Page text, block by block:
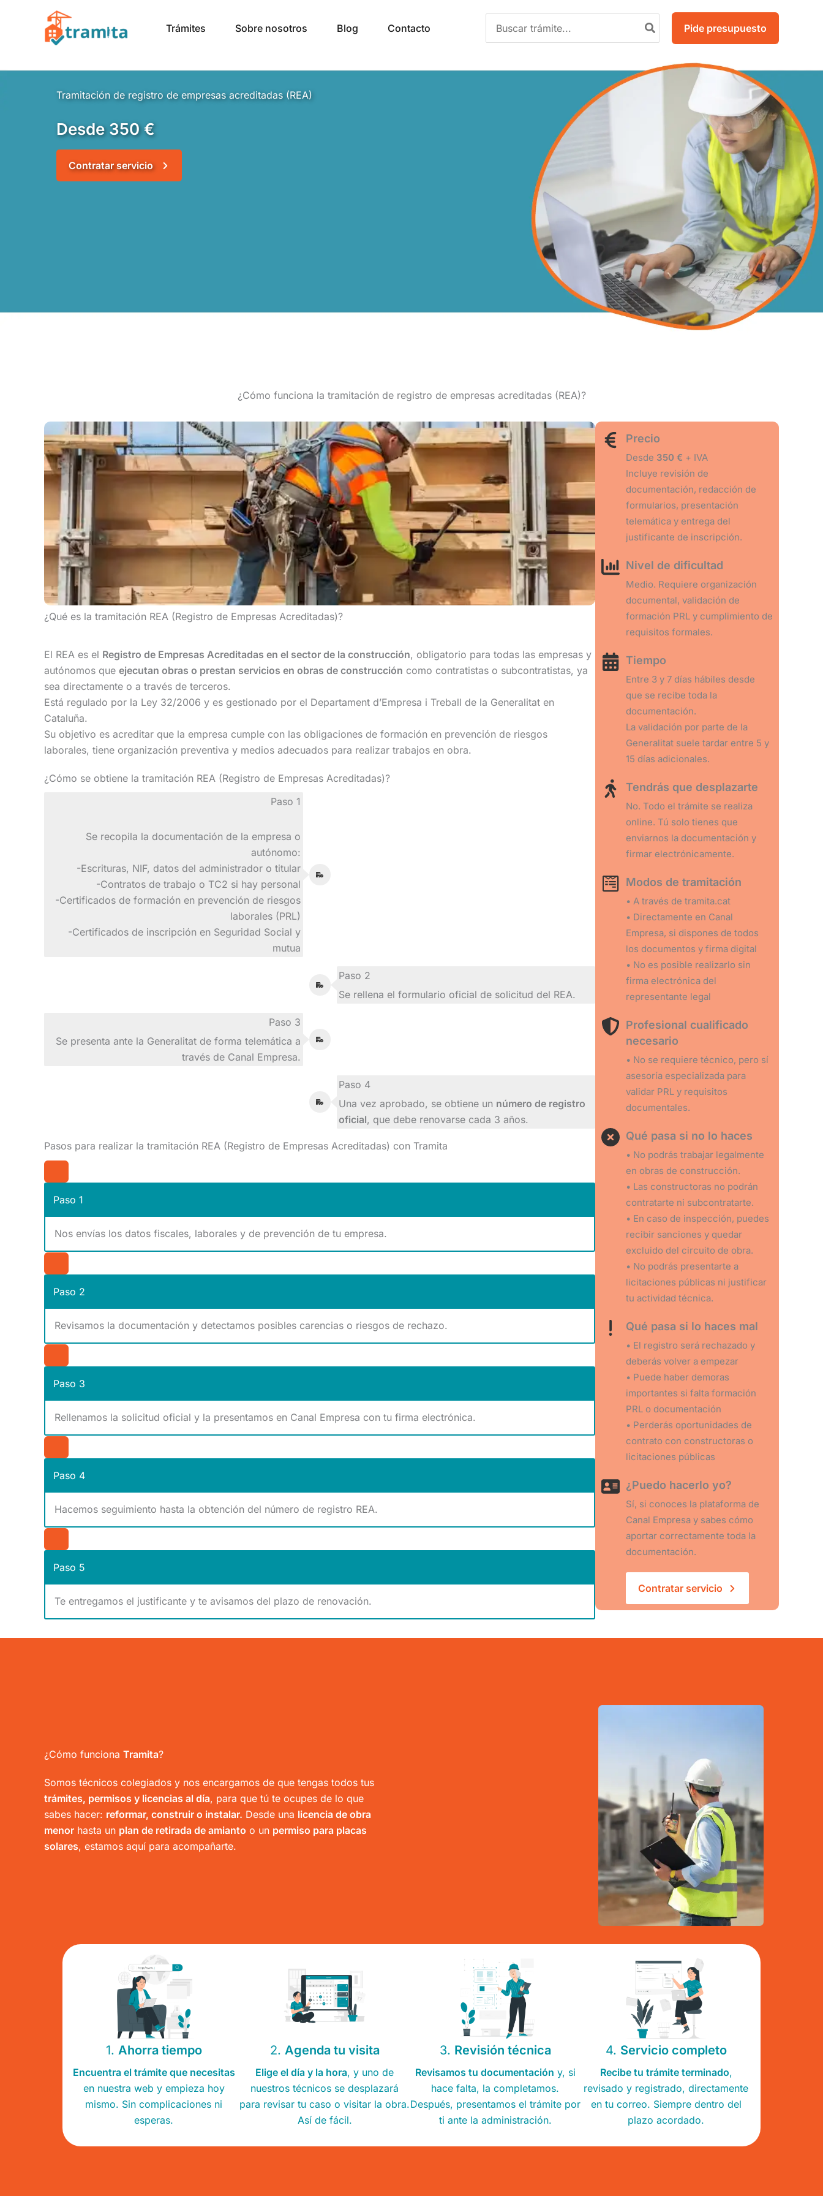
contenido
Trámites Sobre nosotros Blog Contacto
por:
Pide presupuesto
Tramitación de registro de empresas acreditadas (REA)
Desde 350 €
Contratar servicio
¿Cómo funciona la tramitación de registro de empresas acreditadas (REA)?
¿Qué es la tramitación REA (Registro de Empresas Acreditadas)?
El REA es el Registro de Empresas Acreditadas en el sector de la construcción, obligatorio para todas las empresas y
autónomos que ejecutan obras o prestan servicios en obras de construcción como contratistas o subcontratistas, ya
sea directamente o a través de terceros.
Está regulado por la Ley 32/2006 y es gestionado por el Departament d’Empresa i Treball de la Generalitat en
Cataluña.
Su objetivo es acreditar que la empresa cumple con las obligaciones de formación en prevención de riesgos
laborales, tiene organización preventiva y medios adecuados para realizar trabajos en obra.
¿Cómo se obtiene la tramitación REA (Registro de Empresas Acreditadas)?
Paso 1
Se recopila la documentación de la empresa o
autónomo:
-Escrituras, NIF, datos del administrador o titular
-Contratos de trabajo o TC2 si hay personal
-Certificados de formación en prevención de riesgos
laborales (PRL)
-Certificados de inscripción en Seguridad Social y
mutua
Paso 2
Se rellena el formulario oficial de solicitud del REA.
Paso 3
Se presenta ante la Generalitat de forma telemática a
través de Canal Empresa.
Paso 4
Una vez aprobado, se obtiene un número de registro
oficial, que debe renovarse cada 3 años.
Pasos para realizar la tramitación REA (Registro de Empresas Acreditadas) con Tramita
Paso 1
Nos envías los datos fiscales, laborales y de prevención de tu empresa.
Paso 2
Revisamos la documentación y detectamos posibles carencias o riesgos de rechazo.
Paso 3
Rellenamos la solicitud oficial y la presentamos en Canal Empresa con tu firma electrónica.
Paso 4
Hacemos seguimiento hasta la obtención del número de registro REA.
Paso 5
Te entregamos el justificante y te avisamos del plazo de renovación.
Precio
Desde 350 € + IVA
Incluye revisión de
documentación, redacción de
formularios, presentación
telemática y entrega del
justificante de inscripción.
Nivel de dificultad
Medio. Requiere organización
documental, validación de
formación PRL y cumplimiento de
requisitos formales.
Tiempo
Entre 3 y 7 días hábiles desde
que se recibe toda la
documentación.
La validación por parte de la
Generalitat suele tardar entre 5 y
15 días adicionales.
Tendrás que desplazarte
No. Todo el trámite se realiza
online. Tú solo tienes que
enviarnos la documentación y
firmar electrónicamente.
Modos de tramitación
• A través de tramita.cat
• Directamente en Canal
Empresa, si dispones de todos
los documentos y firma digital
• No es posible realizarlo sin
firma electrónica del
representante legal
Profesional cualificado
necesario
• No se requiere técnico, pero sí
asesoría especializada para
validar PRL y requisitos
documentales.
Qué pasa si no lo haces
• No podrás trabajar legalmente
en obras de construcción.
• Las constructoras no podrán
contratarte ni subcontratarte.
• En caso de inspección, puedes
recibir sanciones y quedar
excluido del circuito de obra.
• No podrás presentarte a
licitaciones públicas ni justificar
tu actividad técnica.
Qué pasa si lo haces mal
• El registro será rechazado y
deberás volver a empezar
• Puede haber demoras
importantes si falta formación
PRL o documentación
• Perderás oportunidades de
contrato con constructoras o
licitaciones públicas
¿Puedo hacerlo yo?
Sí, si conoces la plataforma de
Canal Empresa y sabes cómo
aportar correctamente toda la
documentación.
Contratar servicio
¿Cómo funciona Tramita?
Somos técnicos colegiados y nos encargamos de que tengas todos tus
trámites, permisos y licencias al día, para que tú te ocupes de lo que
sabes hacer: reformar, construir o instalar. Desde una licencia de obra
menor hasta un plan de retirada de amianto o un permiso para placas
solares, estamos aquí para acompañarte.
1. Ahorra tiempo
Encuentra el trámite que necesitas
en nuestra web y empieza hoy
mismo. Sin complicaciones ni
esperas.
2. Agenda tu visita
Elige el día y la hora, y uno de
nuestros técnicos se desplazará
para revisar tu caso o visitar la obra.
Así de fácil.
3. Revisión técnica
Revisamos tu documentación y, si
hace falta, la completamos.
Después, presentamos el trámite por
ti ante la administración.
4. Servicio completo
Recibe tu trámite terminado,
revisado y registrado, directamente
en tu correo. Siempre dentro del
plazo acordado.